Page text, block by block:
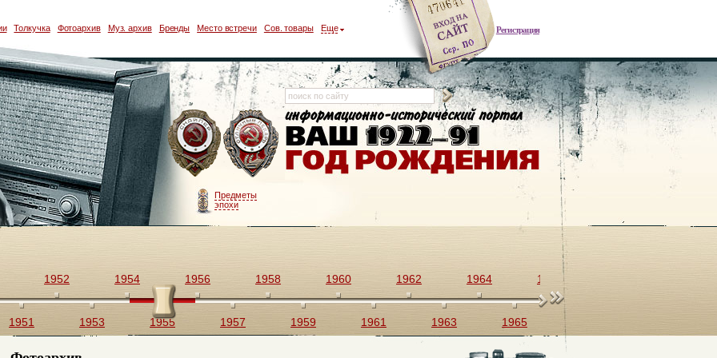
Регистрация
Толкучка Фотоархив Муз. архив Бренды Место встречи Сов. товары Еще
Предметы
эпохи
1951
1952
1953
1954
1955
1956
1957
1958
1959
1960
1961
1962
1963
1964
1965
1966